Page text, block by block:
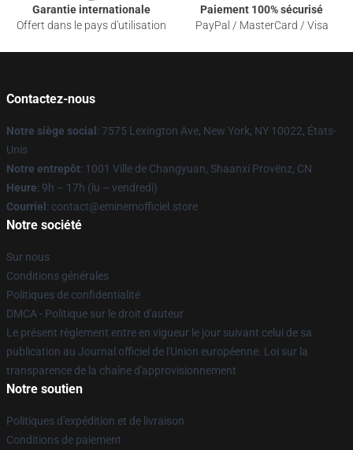
Garantie internationale
Offert dans le pays d'utilisation
Paiement 100% sécurisé
PayPal / MasterCard / Visa
Contactez-nous
Notre siège social : 7575 Lexington Ave, New York, NY 10022, États-
Unis
Notre entrepôt: 1001 Ville de Changyuan, Shaanxi Provënz, CN
Heure: 9h – 17h (lu – vendredi)
Courriel : contact@eminemofficiel.store
Notre société
Sur nous
Conditions générales
Politiques de confidentialité
DMCA - Politique sur le droit d'auteur
Le présent règlement entre en vigueur le jour suivant celui de sa
publication au Journal officiel de l'Union européenne. Loi sur la
transparence de la chaîne d'approvisionnement
Notre soutien
Politiques d'expédition et de livraison
Conditions de paiement